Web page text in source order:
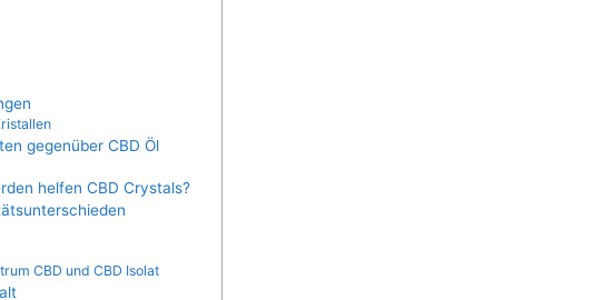
gegenüber CBD Öl
helfen CBD Crystals?
CBD und CBD Isolat